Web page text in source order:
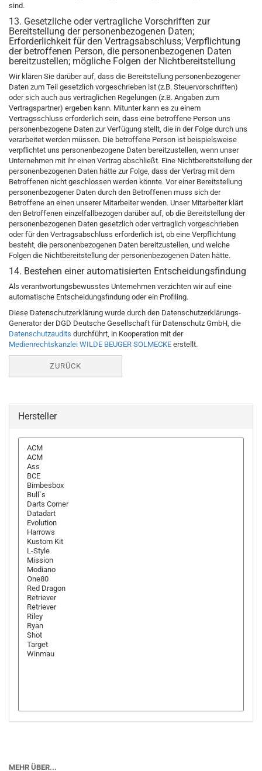
sind.
13. Gesetzliche oder vertragliche Vorschriften zur
Bereitstellung der personenbezogenen Daten;
Erforderlichkeit für den Vertragsabschluss; Verpflichtung
der betroffenen Person, die personenbezogenen Daten
bereitzustellen; mögliche Folgen der Nichtbereitstellung
Wir klären Sie darüber auf, dass die Bereitstellung personenbezogener
Daten zum Teil gesetzlich vorgeschrieben ist (z.B. Steuervorschriften)
oder sich auch aus vertraglichen Regelungen (z.B. Angaben zum
Vertragspartner) ergeben kann. Mitunter kann es zu einem
Vertragsschluss erforderlich sein, dass eine betroffene Person uns
personenbezogene Daten zur Verfügung stellt, die in der Folge durch uns
verarbeitet werden müssen. Die betroffene Person ist beispielsweise
verpflichtet uns personenbezogene Daten bereitzustellen, wenn unser
Unternehmen mit ihr einen Vertrag abschließt. Eine Nichtbereitstellung der
personenbezogenen Daten hätte zur Folge, dass der Vertrag mit dem
Betroffenen nicht geschlossen werden könnte. Vor einer Bereitstellung
personenbezogener Daten durch den Betroffenen muss sich der
Betroffene an einen unserer Mitarbeiter wenden. Unser Mitarbeiter klärt
den Betroffenen einzelfallbezogen darüber auf, ob die Bereitstellung der
personenbezogenen Daten gesetzlich oder vertraglich vorgeschrieben
oder für den Vertragsabschluss erforderlich ist, ob eine Verpflichtung
besteht, die personenbezogenen Daten bereitzustellen, und welche
Folgen die Nichtbereitstellung der personenbezogenen Daten hätte.
14. Bestehen einer automatisierten Entscheidungsfindung
Als verantwortungsbewusstes Unternehmen verzichten wir auf eine
automatische Entscheidungsfindung oder ein Profiling.
Diese Datenschutzerklärung wurde durch den Datenschutzerklärungs-
Generator der DGD Deutsche Gesellschaft für Datenschutz GmbH, die
Datenschutzaudits durchführt, in Kooperation mit der
Medienrechtskanzlei WILDE BEUGER SOLMECKE erstellt.
ZURÜCK
Hersteller
MEHR ÜBER...